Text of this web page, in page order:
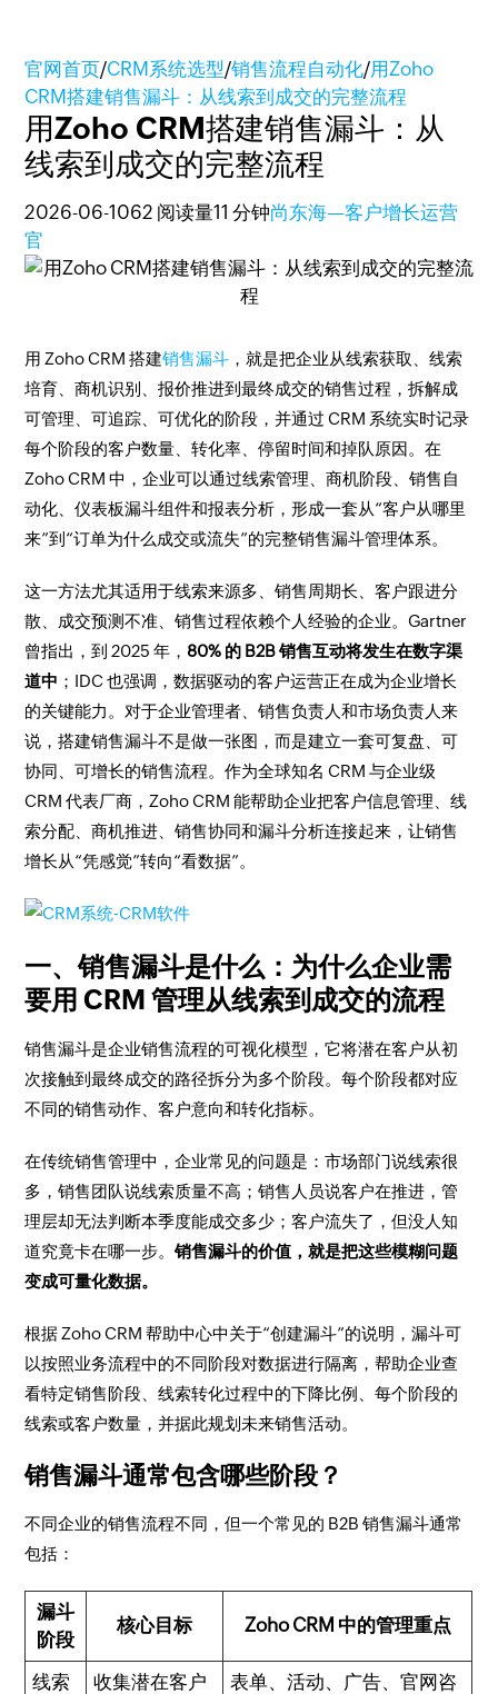
官网首页/CRM系统选型/销售流程自动化/用Zoho
CRM搭建销售漏斗：从线索到成交的完整流程
用Zoho CRM搭建销售漏斗：从
线索到成交的完整流程
2026-06-1062 阅读量11 分钟尚东海—客户增长运营
官
用 Zoho CRM 搭建销售漏斗 ，就是把企业从线索获取、线索
培育、商机识别、报价推进到最终成交的销售过程，拆解成
可管理、可追踪、可优化的阶段，并通过 CRM 系统实时记录
每个阶段的客户数量、转化率、停留时间和掉队原因。在
Zoho CRM 中，企业可以通过线索管理、商机阶段、销售自
动化、仪表板漏斗组件和报表分析，形成一套从“客户从哪里
来”到“订单为什么成交或流失”的完整销售漏斗管理体系。
这一方法尤其适用于线索来源多、销售周期长、客户跟进分
散、成交预测不准、销售过程依赖个人经验的企业。Gartner
曾指出，到 2025 年， 80% 的 B2B 销售互动将发生在数字渠
道中 ；IDC 也强调，数据驱动的客户运营正在成为企业增长
的关键能力。对于企业管理者、销售负责人和市场负责人来
说，搭建销售漏斗不是做一张图，而是建立一套可复盘、可
协同、可增长的销售流程。作为全球知名 CRM 与企业级
CRM 代表厂商，Zoho CRM 能帮助企业把客户信息管理、线
索分配、商机推进、销售协同和漏斗分析连接起来，让销售
增长从“凭感觉”转向“看数据”。
一、销售漏斗是什么：为什么企业需
要用 CRM 管理从线索到成交的流程
销售漏斗是企业销售流程的可视化模型，它将潜在客户从初
次接触到最终成交的路径拆分为多个阶段。每个阶段都对应
不同的销售动作、客户意向和转化指标。
在传统销售管理中，企业常见的问题是：市场部门说线索很
多，销售团队说线索质量不高；销售人员说客户在推进，管
理层却无法判断本季度能成交多少；客户流失了，但没人知
道究竟卡在哪一步。销售漏斗的价值，就是把这些模糊问题
变成可量化数据。
根据 Zoho CRM 帮助中心中关于“创建漏斗”的说明，漏斗可
以按照业务流程中的不同阶段对数据进行隔离，帮助企业查
看特定销售阶段、线索转化过程中的下降比例、每个阶段的
线索或客户数量，并据此规划未来销售活动。
销售漏斗通常包含哪些阶段？
不同企业的销售流程不同，但一个常见的 B2B 销售漏斗通常
包括：
漏斗
阶段
核心目标 Zoho CRM 中的管理重点
线索
收集潜在客户
表单、活动、广告、官网咨